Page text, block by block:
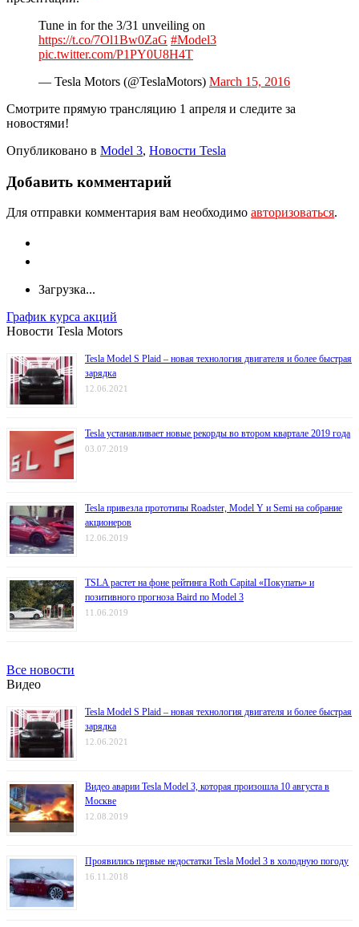
Tune in for the 3/31 unveiling on
https://t.co/7Ol1Bw0ZaG #Model3
pic.twitter.com/P1PY0U8H4T
— Tesla Motors (@TeslaMotors) March 15, 2016
Смотрите прямую трансляцию 1 апреля и следите за
новостями!
Опубликовано в Model 3, Новости Tesla
Добавить комментарий
Для отправки комментария вам необходимо авторизоваться.
Загрузка...
График курса акций
Новости Tesla Motors
Tesla Model S Plaid – новая технология двигателя и более быстрая
зарядка
12.06.2021
Tesla устанавливает новые рекорды во втором квартале 2019 года
03.07.2019
Tesla привезла прототипы Roadster, Model Y и Semi на собрание
акционеров
12.06.2019
TSLA растет на фоне рейтинга Roth Capital «Покупать» и
позитивного прогноза Baird по Model 3
11.06.2019
Все новости
Видео
Tesla Model S Plaid – новая технология двигателя и более быстрая
зарядка
12.06.2021
Видео аварии Tesla Model 3, которая произошла 10 августа в
Москве
12.08.2019
Проявились первые недостатки Tesla Model 3 в холодную погоду
16.11.2018